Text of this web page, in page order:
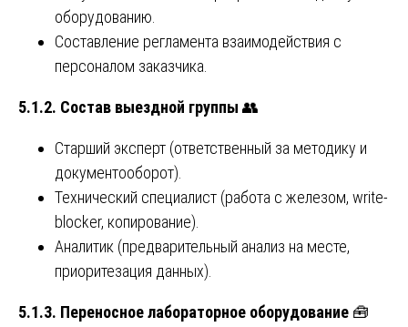
оборудованию.
Составление регламента взаимодействия с
персоналом заказчика.
5.1.2. Состав выездной группы 👥
Старший эксперт (ответственный за методику и
документооборот).
Технический специалист (работа с железом, write-
blocker, копирование).
Аналитик (предварительный анализ на месте,
приоритезация данных).
5.1.3. Переносное лабораторное оборудование 🧰